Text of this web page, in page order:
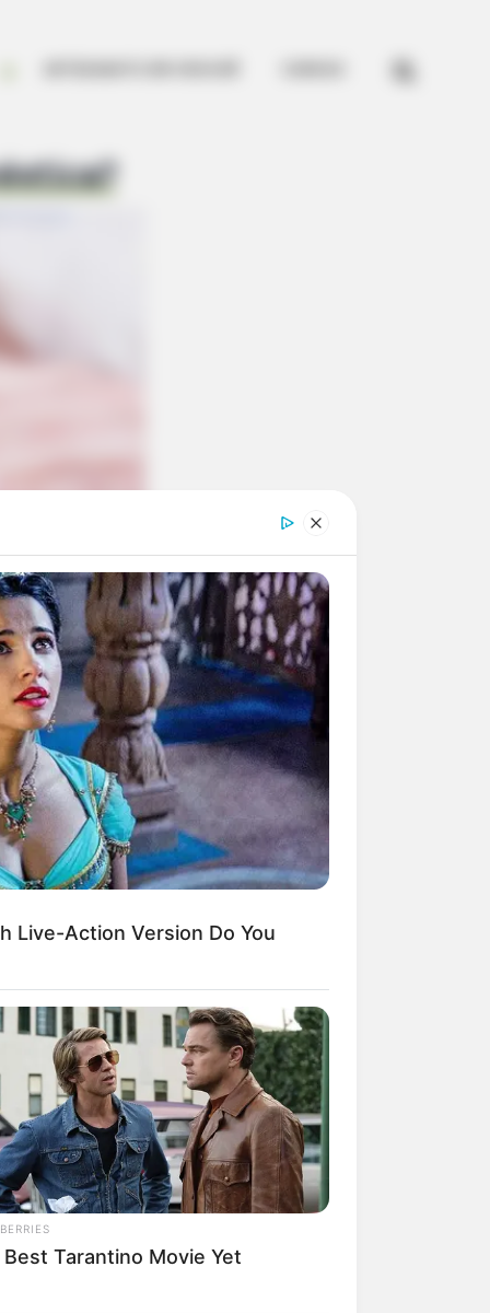
tipo é
comum, e
as pessoas
pessoal, é
sua casa,
os pós e
Veja
Live-Action Version Do You
Tarantino Movie Yet
Like A Trampoline—Then It
HEALTH
Have Identified 10
Now Linked To Brain Fog
Over 60
43. She Has Been Confirmed